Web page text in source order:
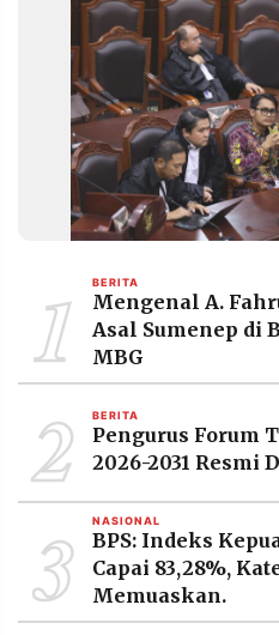
1 BERITA
Mengenal A.
Asal Sumenep di
MBG
2 BERITA
Pengurus Forum
2026-2031 Resmi
3 NASIONAL
BPS: Indeks
Capai 83,28%,
Memuaskan.